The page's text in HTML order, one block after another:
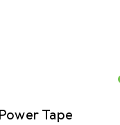
Tape